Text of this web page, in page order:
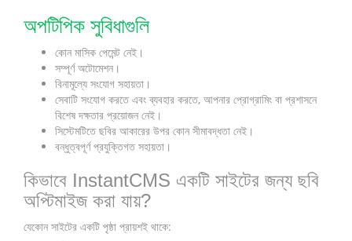
অপটিপিক সুবিধাগুলি
কোন মাসিক পেমেন্ট নেই।
সম্পূর্ণ অটোমেশন।
বিনামূল্যে সংযোগ সহায়তা।
সেবাটি সংযোগ করতে এবং ব্যবহার করতে, আপনার প্রোগ্রামিং বা প্রশাসনে
বিশেষ দক্ষতার প্রয়োজন নেই।
সিস্টেমটিতে ছবির আকারের উপর কোন সীমাবদ্ধতা নেই।
বন্ধুত্বপূর্ণ প্রযুক্তিগত সহায়তা।
কিভাবে InstantCMS একটি সাইটের জন্য ছবি
অপ্টিমাইজ করা যায়?
যেকোন সাইটের একটি পৃষ্ঠা প্রায়শই থাকে: